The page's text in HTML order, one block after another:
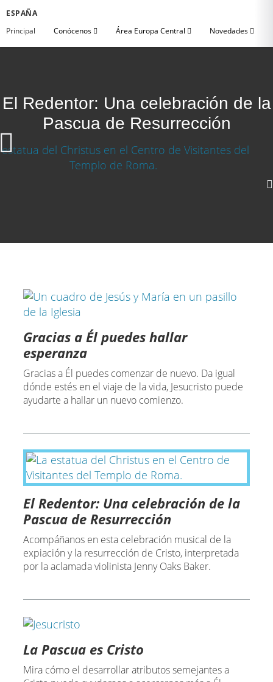
ESPAÑA
Principal
Conócenos Área Europa Central Novedades
El Redentor: Una celebración de la
Pascua de Resurrección
Gracias a Él puedes hallar
esperanza
Gracias a Él puedes comenzar de nuevo. Da igual
dónde estés en el viaje de la vida, Jesucristo puede
ayudarte a hallar un nuevo comienzo.
El Redentor: Una celebración de la
Pascua de Resurrección
Acompáñanos en esta celebración musical de la
expiación y la resurrección de Cristo, interpretada
por la aclamada violinista Jenny Oaks Baker.
La Pascua es Cristo
Mira cómo el desarrollar atributos semejantes a